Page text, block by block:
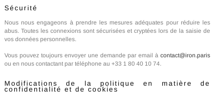
Sécurité
Nous nous engageons à prendre les mesures adéquates pour réduire les
abus. Toutes les connexions sont sécurisées et cryptées lors de la saisie de
vos données personnelles.
Vous pouvez toujours envoyer une demande par email àcontact@iron.paris
ou en nous contactant par téléphone au +33 1 80 40 10 74.
Modifications de la politique en matière de
confidentialité et de cookies